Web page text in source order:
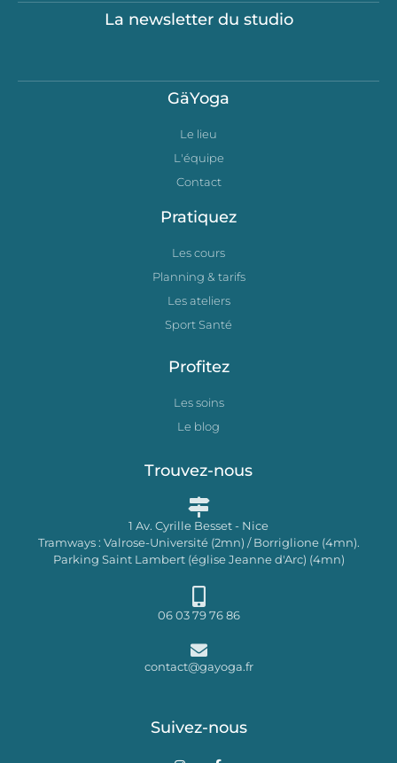
La newsletter du studio
GäYoga
Le lieu
L'équipe
Contact
Pratiquez
Les cours
Planning & tarifs
Les ateliers
Sport Santé
Profitez
Les soins
Le blog
Trouvez-nous
1 Av. Cyrille Besset - Nice
Tramways : Valrose-Université (2mn) / Borriglione (4mn).
Parking Saint Lambert (église Jeanne d'Arc) (4mn)
06 03 79 76 86
contact@gayoga.fr
Suivez-nous
I F